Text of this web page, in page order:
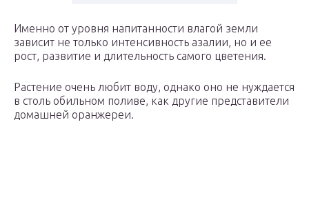
Именно от уровня напитанности влагой земли
зависит не только интенсивность азалии, но и ее
рост, развитие и длительность самого цветения.
Растение очень любит воду, однако оно не нуждается
в столь обильном поливе, как другие представители
домашней оранжереи.